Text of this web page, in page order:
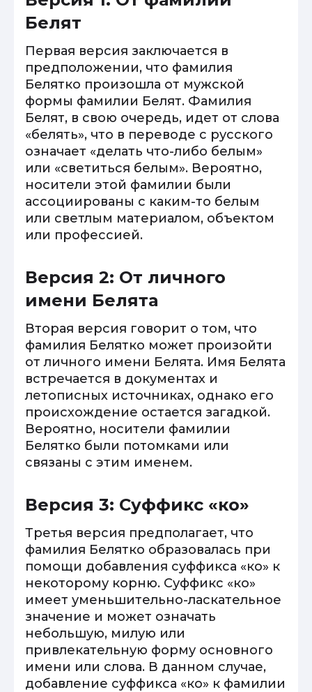
Белят
Первая версия заключается в
предположении, что фамилия
Белятко произошла от мужской
формы фамилии Белят. Фамилия
Белят, в свою очередь, идет от слова
«белять», что в переводе с русского
означает «делать что-либо белым»
или «светиться белым». Вероятно,
носители этой фамилии были
ассоциированы с каким-то белым
или светлым материалом, объектом
или профессией.
Версия 2: От личного
имени Белята
Вторая версия говорит о том, что
фамилия Белятко может произойти
от личного имени Белята. Имя Белята
встречается в документах и
летописных источниках, однако его
происхождение остается загадкой.
Вероятно, носители фамилии
Белятко были потомками или
связаны с этим именем.
Версия 3: Суффикс «ко»
Третья версия предполагает, что
фамилия Белятко образовалась при
помощи добавления суффикса «ко» к
некоторому корню. Суффикс «ко»
имеет уменьшительно-ласкательное
значение и может означать
небольшую, милую или
привлекательную форму основного
имени или слова. В данном случае,
добавление суффикса «ко» к фамилии